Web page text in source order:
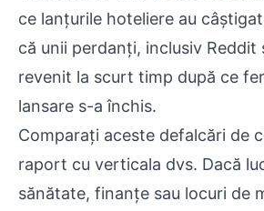
ce lanțurile hoteliere au
că unii perdanți, inclusiv Reddit
revenit la scurt timp după ce
lansare s-a închis.
Comparați aceste defalcări de
raport cu verticala dvs. Dacă
sănătate, finanțe sau locuri de